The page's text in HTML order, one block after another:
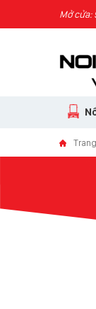
Skip to contentMở cửa: